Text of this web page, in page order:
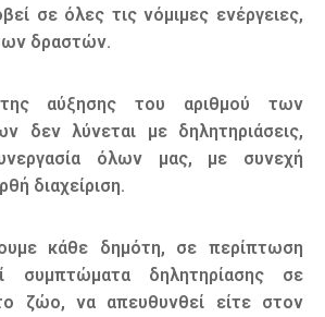
σε όλες τις νόμιμες ενέργειες,
δραστών.
αύξησης του αριθμού των
δεν λύνεται με δηλητηριάσεις,
όλων μας, με συνεχή
διαχείριση.
κάθε δημότη, σε περίπτωση
συμπτώματα δηλητηρίασης σε
ζώο, να απευθυνθεί είτε στον